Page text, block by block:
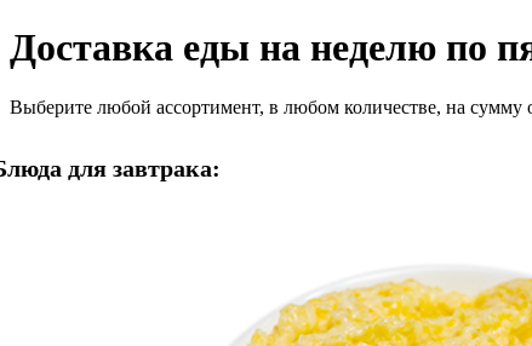
Доставка еды на неделю по
Выберите любой ассортимент, в любом количестве, на сумму
для завтрака: